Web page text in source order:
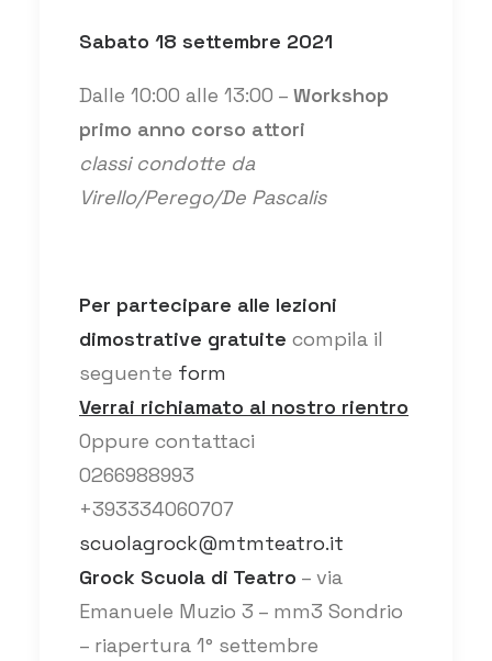
Sabato 18 settembre 2021
Dalle 10:00 alle 13:00 – Workshop
primo anno corso attori
classi condotte da
Virello/Perego/De Pascalis
Per partecipare alle lezioni
dimostrative gratuite compila il
seguente form
Verrai richiamato al nostro rientro
Oppure contattaci
0266988993
+393334060707
scuolagrock@mtmteatro.it
Grock Scuola di Teatro – via
Emanuele Muzio 3 – mm3 Sondrio
– riapertura 1° settembre